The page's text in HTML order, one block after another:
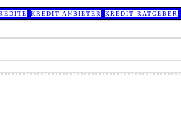
KREDIT ANBIETER KREDIT RATGEBER